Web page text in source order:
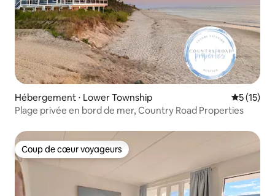
Hébergement ⋅ Lower Township
5 (15)
Plage privée en bord de mer, Country Road Properties
Coup de cœur voyageurs
Coup de cœur voyageurs